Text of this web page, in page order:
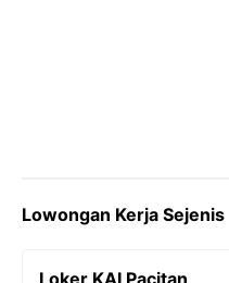
Lowongan Kerja Sejenis